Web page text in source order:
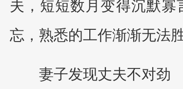
夫，短短数月变得沉默
忘，熟悉的工作渐渐无法
妻子发现丈夫不对劲